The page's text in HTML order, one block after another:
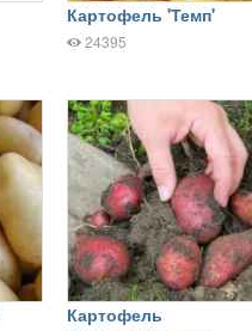
Картофель 'Темп'
24395
Картофель